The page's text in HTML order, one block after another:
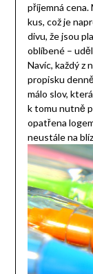
příjemná cena.
kus, což je
divu, že jsou
oblíbené –
Navíc, každý z
propisku
málo slov,
k tomu nutně
opatřena
neustále na